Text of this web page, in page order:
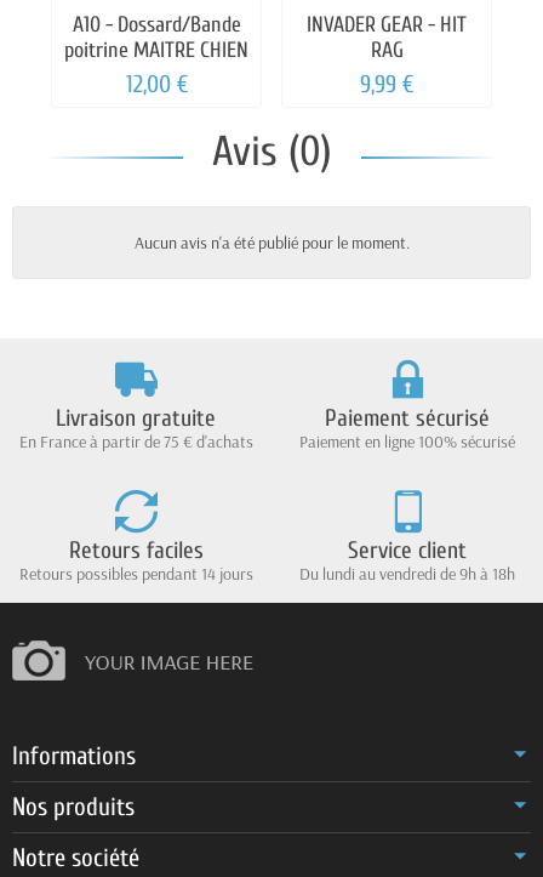
A10 - Dossard/Bande
poitrine MAITRE CHIEN
12,00 €
INVADER GEAR - HIT
RAG
9,99 €
Avis (0)
Aucun avis n'a été publié pour le moment.
Livraison gratuite
En France à partir de 75 € d'achats
Paiement sécurisé
Paiement en ligne 100% sécurisé
Retours faciles
Retours possibles pendant 14 jours
Service client
Du lundi au vendredi de 9h à 18h
Informations
Nos produits
Notre société